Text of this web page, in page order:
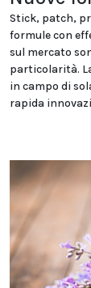
Stick, patch,
formule con
sul mercato
particolarità.
in campo di
rapida